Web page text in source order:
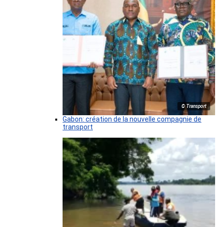
© Transport
Gabon: création de la nouvelle compagnie de
transport